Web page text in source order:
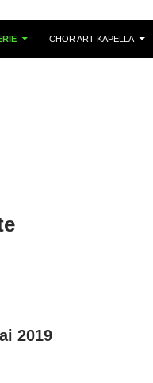
CHOR ART KAPELLA
2019